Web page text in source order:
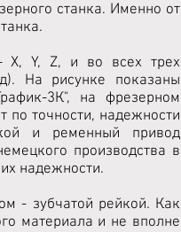
станка. Именно от
X, Y, Z, и во всех трех
На рисунке показаны
3К", на фрезерном
точности, надежности
и ременный привод
производства в
надежности.
- зубчатой рейкой. Как
материала и не вполне